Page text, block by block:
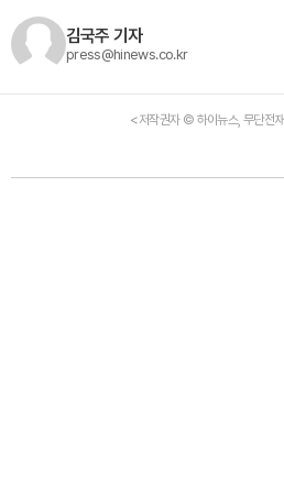
김국주 기자
press@hinews.co.kr
<저작권자 © 하이뉴스, 무단전